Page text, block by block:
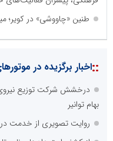
طنین «چاووشی» در کویر؛
::اخبار برگزیده در
درخشش شرکت توزیع نیروی
بهام توانیر
روایت تصویری از خدمت